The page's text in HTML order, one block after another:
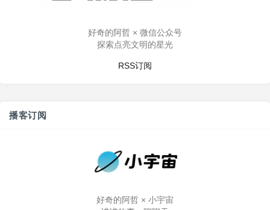
好奇的阿哲 × 微信公众号
探索点亮文明的星光
RSS订阅
播客订阅
好奇的阿哲 × 小宇宙